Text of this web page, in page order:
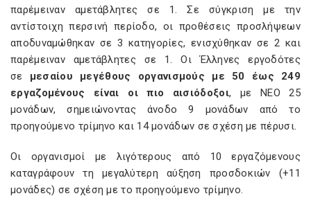
παρέμειναν αμετάβλητες σε 1. Σε σύγκριση με την
αντίστοιχη περσινή περίοδο, οι προθέσεις προσλήψεων
αποδυναμώθηκαν σε 3 κατηγορίες, ενισχύθηκαν σε 2 και
παρέμειναν αμετάβλητες σε 1. Οι Έλληνες εργοδότες
σε μεσαίου μεγέθους οργανισμούς με 50 έως 249
εργαζομένους είναι οι πιο αισιόδοξοι, με NEO 25
μονάδων, σημειώνοντας άνοδο 9 μονάδων από το
προηγούμενο τρίμηνο και 14 μονάδων σε σχέση με πέρυσι.
Οι οργανισμοί με λιγότερους από 10 εργαζόμενους
καταγράφουν τη μεγαλύτερη αύξηση προσδοκιών (+11
μονάδες) σε σχέση με το προηγούμενο τρίμηνο.